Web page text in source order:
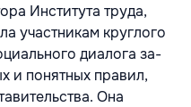
Института труда,
участникам круглого
диалога за­
и понятных правил,
Она